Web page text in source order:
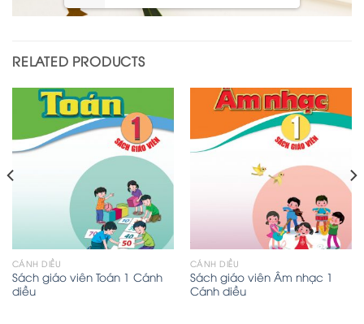
RELATED PRODUCTS
CÁNH DIỀU
Sách giáo viên Toán 1 Cánh
diều
CÁNH DIỀU
Sách giáo viên Âm nhạc 1
Cánh diều